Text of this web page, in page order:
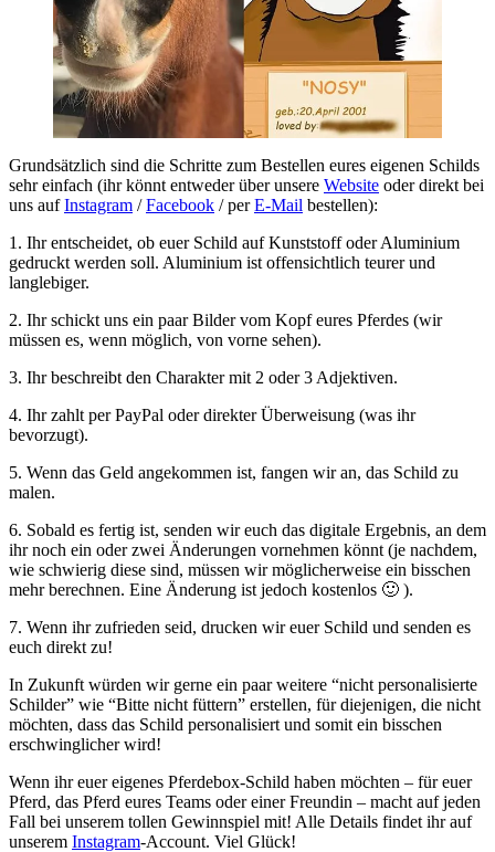
Grundsätzlich sind die Schritte zum Bestellen eures eigenen Schilds
sehr einfach (ihr könnt entweder über unsere Website oder direkt bei
uns aufInstagram /Facebook / perE-Mail bestellen):
1. Ihr entscheidet, ob euer Schild auf Kunststoff oder Aluminium
gedruckt werden soll. Aluminium ist offensichtlich teurer und
langlebiger.
2. Ihr schickt uns ein paar Bilder vom Kopf eures Pferdes (wir
müssen es, wenn möglich, von vorne sehen).
3. Ihr beschreibt den Charakter mit 2 oder 3 Adjektiven.
4. Ihr zahlt per PayPal oder direkter Überweisung (was ihr
bevorzugt).
5. Wenn das Geld angekommen ist, fangen wir an, das Schild zu
malen.
6. Sobald es fertig ist, senden wir euch das digitale Ergebnis, an dem
ihr noch ein oder zwei Änderungen vornehmen könnt (je nachdem,
wie schwierig diese sind, müssen wir möglicherweise ein bisschen
mehr berechnen. Eine Änderung ist jedoch kostenlos 🙂 ).
7. Wenn ihr zufrieden seid, drucken wir euer Schild und senden es
euch direkt zu!
In Zukunft würden wir gerne ein paar weitere “nicht personalisierte
Schilder” wie “Bitte nicht füttern” erstellen, für diejenigen, die nicht
möchten, dass das Schild personalisiert und somit ein bisschen
erschwinglicher wird!
Wenn ihr euer eigenes Pferdebox-Schild haben möchten – für euer
Pferd, das Pferd eures Teams oder einer Freundin – macht auf jeden
Fall bei unserem tollen Gewinnspiel mit! Alle Details findet ihr auf
unserem Instagram-Account. Viel Glück!